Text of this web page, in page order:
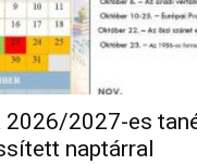
2026/2027-es
naptárral